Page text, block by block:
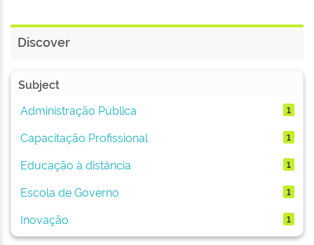
Discover
Subject
Administração Pública
1
Capacitação Profissional 1
Educação à distância 1
Escola de Governo 1
Inovação 1